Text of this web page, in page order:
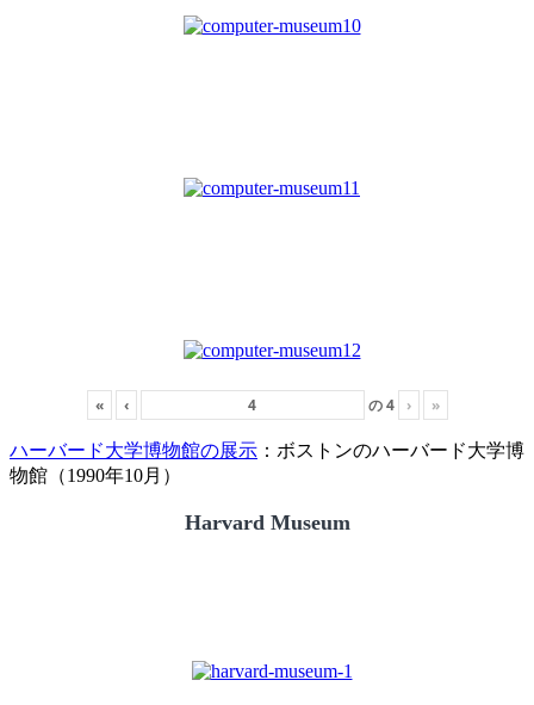
« ‹ の4 › »
ハーバード大学博物館の展示 ：ボストンのハーバード大学博
物館（1990年10月）
Harvard Museum